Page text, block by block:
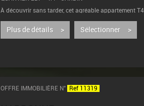
À découvrir sans tarder, cet agréable appartement
Plus de détails > Sélectionner >
OFFRE IMMOBILIÈRE N° Ref 11319